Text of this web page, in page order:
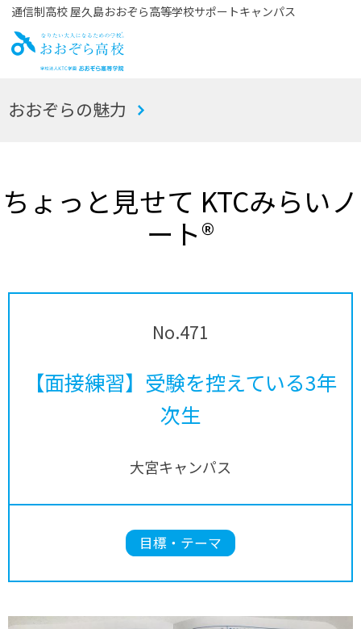
通信制高校 屋久島おおぞら高等学校サポートキャンパス
お
おおぞらの魅力
ちょっと見せて KTCみらいノ
ート®
No.471
【面接練習】受験を控えている3年
次生
大宮キャンパス
目標・テーマ